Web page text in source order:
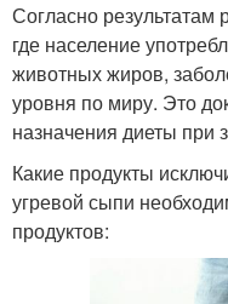
Согласно результатам
где население
животных жиров,
уровня по миру. Это
назначения диеты при
Какие продукты
угревой сыпи
продуктов: